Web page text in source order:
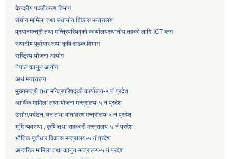
केन्द्रीय पञ्जीकरण विभाग
संघीय मामिला तथा स्थानीय विकास मन्त्रालय
प्रधानमन्त्री तथा मन्त्रिपरिषद्को कार्यालयस्थानीय तहको लागि ICT ब्लग
स्थानीय पूर्वाधार तथा कृषि सडक विभाग
राष्ट्रिय योजना आयोग
नेपाल कानुन आयोग
अर्थ मन्त्रालय
मुख्यमन्त्री तथा मन्त्रिपरिषद्को कार्यालय-५ नं प्रदेश
आर्थिक मामिला तथा योजना मन्त्रालय-५ नं प्रदेश
उद्याेग,पर्यटन, वन तथा वातावरण मन्त्रालय-५ नं प्रदेश
भुमि व्यवस्था , कृषि तथा सहकारी मन्त्रालय-५ नं प्रदेश
भौतिक पूर्वाधार विकास मन्त्रालय-५ नं प्रदेश
अन्तरिक मामिला तथा कानुन मन्त्रालय-५ नं प्रदेश